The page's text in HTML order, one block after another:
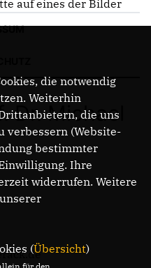
auf eines der Bilder
Dr. Michael
die notwendig
Weiterhin
die uns
verbessern (Website-
bestimmter
Ihre
widerrufen. Weitere
(Übersicht)